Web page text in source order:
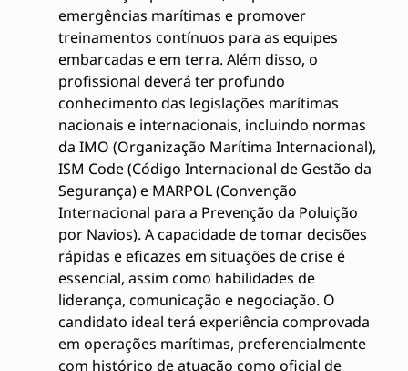
emergências marítimas e promover
treinamentos contínuos para as equipes
embarcadas e em terra. Além disso, o
profissional deverá ter profundo
conhecimento das legislações marítimas
nacionais e internacionais, incluindo normas
da IMO (Organização Marítima Internacional),
ISM Code (Código Internacional de Gestão da
Segurança) e MARPOL (Convenção
Internacional para a Prevenção da Poluição
por Navios). A capacidade de tomar decisões
rápidas e eficazes em situações de crise é
essencial, assim como habilidades de
liderança, comunicação e negociação. O
candidato ideal terá experiência comprovada
em operações marítimas, preferencialmente
com histórico de atuação como oficial de